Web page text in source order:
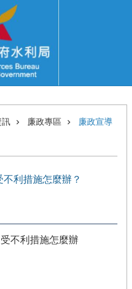
訊 廉政專區 廉政宣導
利措施怎麼辦？
不利措施怎麼辦